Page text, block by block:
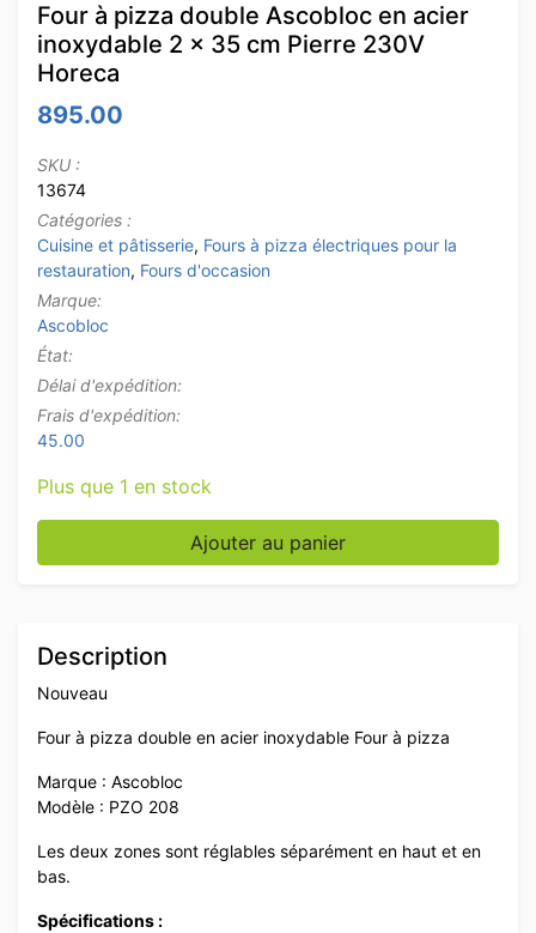
Four à pizza double Ascobloc en acier
inoxydable 2 x 35 cm Pierre 230V
Horeca
895.00
SKU :
13674
Catégories :
Cuisine et pâtisserie, Fours à pizza électriques pour la
restauration, Fours d'occasion
Marque:
Ascobloc
État:
Délai d'expédition:
Frais d'expédition:
45.00
Plus que 1 en stock
quantité de Four à pizza double Ascobloc en acier
Ajouter au panier
Description
Nouveau
Four à pizza double en acier inoxydable Four à pizza
Marque : Ascobloc
Modèle : PZO 208
Les deux zones sont réglables séparément en haut et en
bas.
Spécifications :